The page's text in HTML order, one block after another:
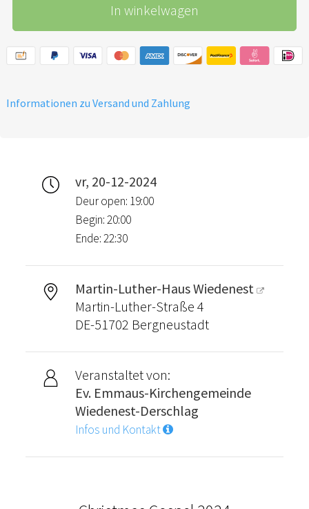
In winkelwagen
Informationen zu Versand und Zahlung
vr, 20-12-2024
Deur open: 19:00
Begin: 20:00
Ende: 22:30
Martin-Luther-Haus Wiedenest
Martin-Luther-Straße 4
DE-51702 Bergneustadt
Veranstaltet von:
Ev. Emmaus-Kirchengemeinde
Wiedenest-Derschlag
Infos und Kontakt